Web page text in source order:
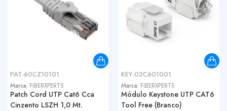
PAT-60CZ10101
Marca: FIBERXPERTS
Patch Cord UTP Cat6 Cca
Cinzento LSZH 1,0 Mt.
KEY-02C601001
Marca: FIBERXPERTS
Módulo Keystone UTP CAT6
Tool Free (Branco)